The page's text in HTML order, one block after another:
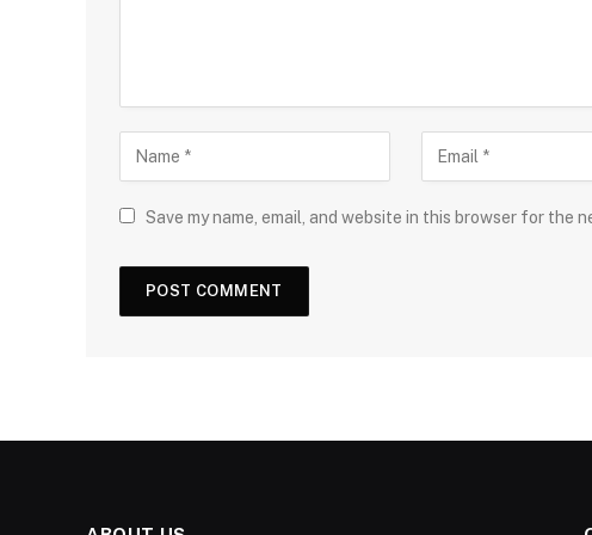
Save my name, email, and website in this browser for the